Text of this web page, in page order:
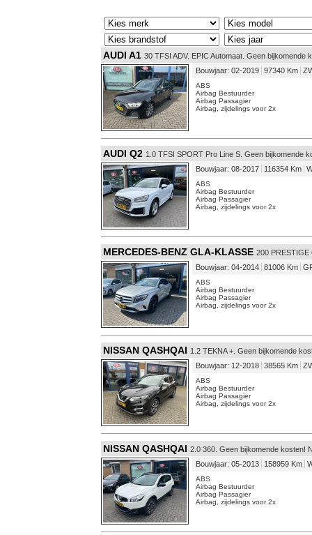
AUDI A1 30 TFSI ADV. EPIC Automaat. Geen bijkomende
Bouwjaar: 02-2019 97340 Km
ABS
Airbag Bestuurder
Airbag Passagier
Airbag, zijdelings voor 2x
AUDI Q2 1.0 TFSI SPORT Pro Line S. Geen bijkomende
Bouwjaar: 08-2017
116354 Km
ABS
Airbag Bestuurder
Airbag Passagier
Airbag, zijdelings voor 2x
MERCEDES-BENZ GLA-KLASSE 200
Bouwjaar: 04-2014 81006 Km
ABS
Airbag Bestuurder
Airbag Passagier
Airbag, zijdelings voor 2x
NISSAN QASHQAI 1.2 TEKNA +. Geen bijkomende
Bouwjaar: 12-2018 38565 Km
ABS
Airbag Bestuurder
Airbag Passagier
Airbag, zijdelings voor 2x
NISSAN QASHQAI 2.0 360. Geen bijkomende kosten!
Bouwjaar: 05-2013
158959 Km
ABS
Airbag Bestuurder
Airbag Passagier
Airbag, zijdelings voor 2x